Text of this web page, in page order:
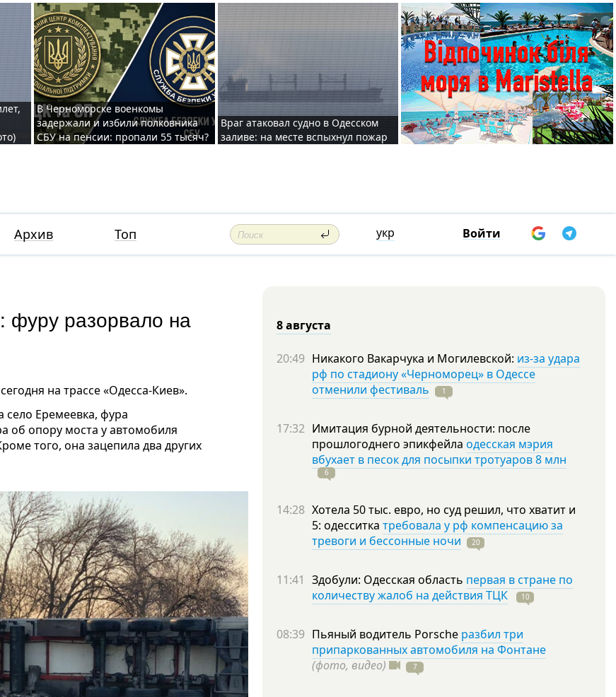
В Черноморске военкомы
задержали и избили полковника
СБУ на пенсии: пропали 55 тысяч?
Враг атаковал судно в Одесском
заливе: на месте вспыхнул пожар
Архив Топ укр Войти
фуру разорвало на
на трассе «Одесса-Киев».
село Еремеевка, фура
об опору моста у автомобиля
того, она зацепила два других
8 августа
20:49 Никакого Вакарчука и Могилевской: из-за удара
рф по стадиону «Черноморец» в Одессе
отменили фестиваль
1
17:32 Имитация бурной деятельности: после
прошлогоднего эпикфейла одесская мэрия
вбухает в песок для посыпки тротуаров 8 млн
6
14:28 Хотела 50 тыс. евро, но суд решил, что хватит и
5: одесситка требовала у рф компенсацию за
тревоги и бессонные ночи
20
11:41 Здобули: Одесская область первая в стране по
количеству жалоб на действия ТЦК
10
08:39 Пьяный водитель Porsche разбил три
припаркованных автомобиля на Фонтане
(фото, видео)
7